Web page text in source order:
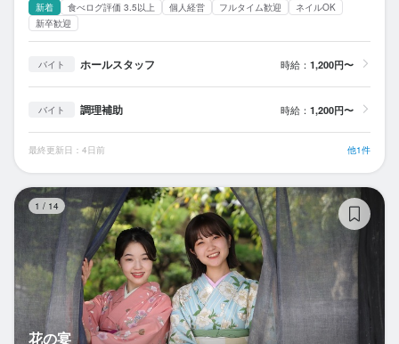
新着 食べログ評価 3.5以上 個人経営 フルタイム歓迎
ネイルOK
新卒歓迎
バイト ホールスタッフ 時給： 1,200円〜
バイト 調理補助 時給： 1,200円〜
最終更新日：4日前 他1件
1 / 14
花の宴